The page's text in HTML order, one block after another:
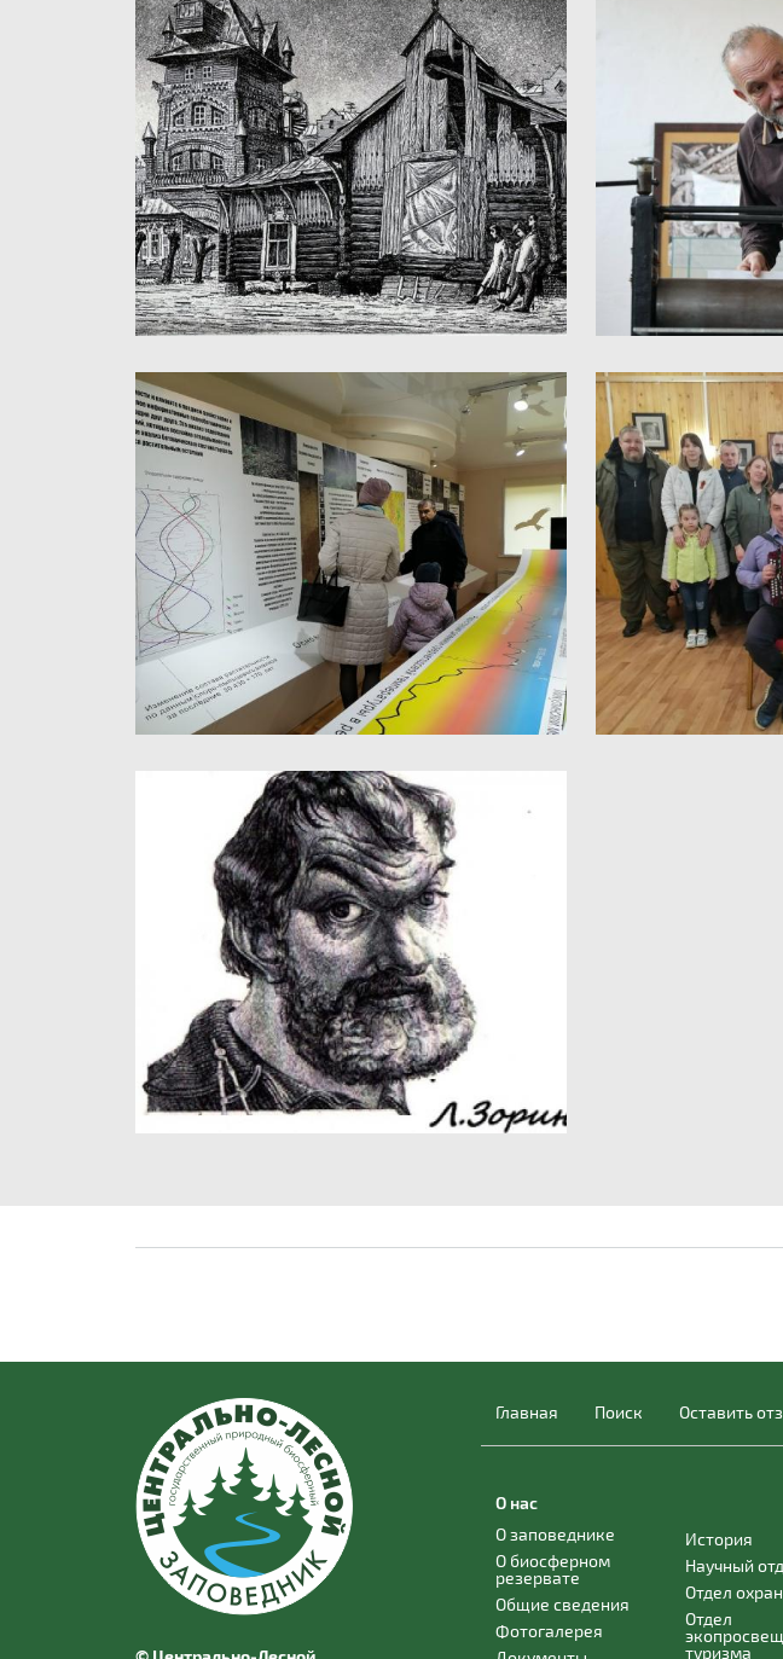
Главная Поиск Оставить
О нас
О заповеднике
О биосферном
резервате
Общие сведения
Фотогалерея
История
Научный
Отдел
Отдел
туризма